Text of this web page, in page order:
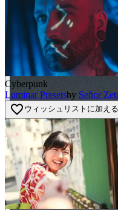
Cyberpunk
Luminar Presetsby Señor
favorite_border ウィッシュリストに加える